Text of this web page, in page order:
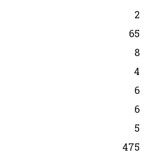
2
65
8
4
6
6
5
475